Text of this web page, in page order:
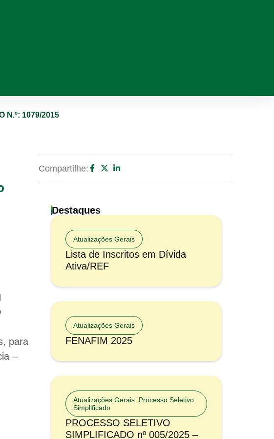
N.º: 1079/2015
para
–
Compartilhe:
Destaques
Atualizações Gerais
Lista de Inscritos em Dívida
Ativa/REF
Atualizações Gerais
FENAFIM 2025
Atualizações Gerais Processo Seletivo
Simplificado
PROCESSO SELETIVO
SIMPLIFICADO nº 005/2025 –